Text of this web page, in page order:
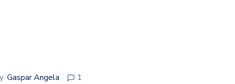
Gaspar Angela 1